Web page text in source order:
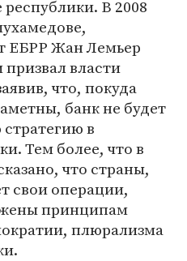
В 2008
ЕБРР Жан Лемьер
власти
что, покуда
банк не будет
в
Тем более, что в
что страны,
свои операции,
принципам
плюрализма